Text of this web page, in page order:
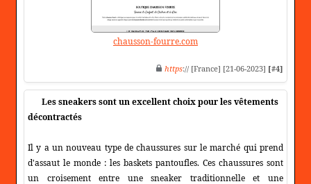
chausson-fourre.com
https:// [France] [21-06-2023] [#4]
Les sneakers sont un excellent choix pour les vêtements
décontractés
Il y a un nouveau type de chaussures sur le marché qui prend
d'assaut le monde : les baskets pantoufles. Ces chaussures sont
un croisement entre une sneaker traditionnelle et une